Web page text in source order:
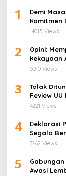
1
Demi
Komitmen
14015 Views
2
Opini:
Kekayaan
5010 Views
3
Tolak
Review
4221 Views
4
Deklarasi
Segala
3262 Views
5
Gabungan
Awasi